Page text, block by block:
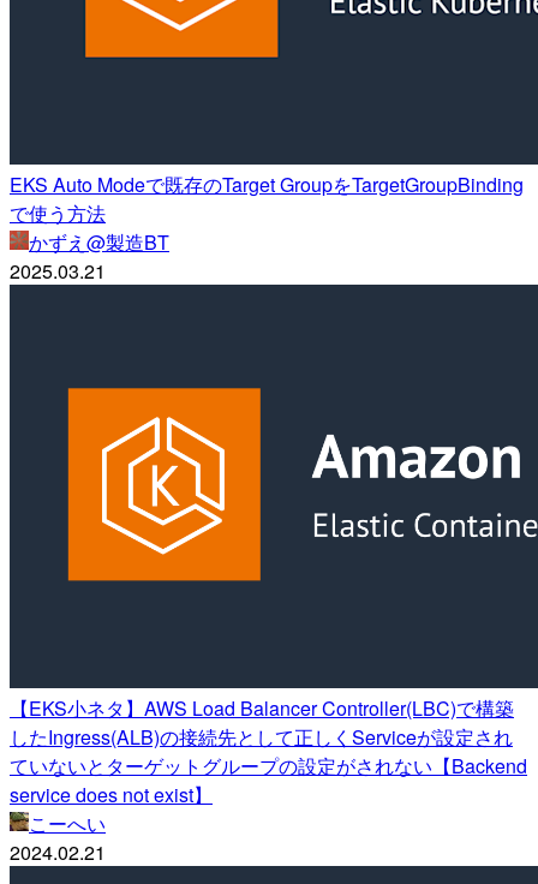
EKS Auto Modeで既存のTarget GroupをTargetGroupBinding
で使う方法
かずえ@製造BT
2025.03.21
【EKS小ネタ】AWS Load Balancer Controller(LBC)で構築
したIngress(ALB)の接続先として正しくServiceが設定され
ていないとターゲットグループの設定がされない【Backend
service does not exist】
こーへい
2024.02.21